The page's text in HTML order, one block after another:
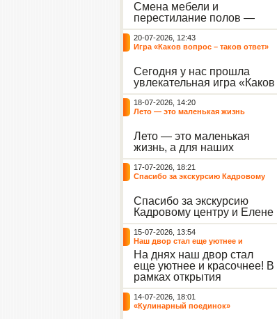
небывалый ажиотаж среди
воспитанников, превратив
тихие залы центра в арену
напряжённых поединков,
громких аплодисментов и
жарких обсуждений.
Смена мебели и
перестилание полов —
дело рук профессионалов.
А вот создание настоящего
домашнего уюта — задача
этой неделе ребята взяли
инициативу в свои руки и
устроили масштабную
генеральную уборку
жилого корпуса.
20-07-2026, 12:43
Игра «Каков вопрос – таков ответ»
Сегодня у нас прошла
увлекательная игра «Каков
вопрос – таков ответ»,
которая собрала самых
любознательных
игры выступил наш
воспитанник - Константин
Н., который по праву носит
звание самого читающего
и эрудированного
участника наших
мероприятий.
18-07-2026, 14:20
Лето — это маленькая жизнь
Лето — это маленькая
жизнь, а для наших
воспитанниц оно
наполнено открытиями. В
один из теплых дней мы
пластилин, книги и конечно
же телефоны, чтобы
отправиться на небольшую
цветочную охоту в
ближайший луг.
17-07-2026, 18:21
Спасибо за экскурсию Кадровому
Спасибо за экскурсию
Кадровому центру и Елене
Романовне за тёплую
встречу.
15-07-2026, 13:54
Наш двор стал еще уютнее и
красочнее!
На днях наш двор стал
еще уютнее и красочнее! В
рамках открытия
Социальной гостиной
нашего Центра, перед
воспитанниками была
14-07-2026, 18:01
«Кулинарный поединок»